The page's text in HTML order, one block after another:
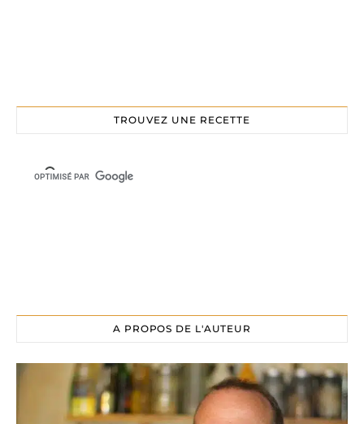
TROUVEZ UNE RECETTE
A PROPOS DE L'AUTEUR